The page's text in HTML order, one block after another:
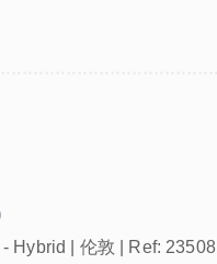
Hybrid | 伦敦 | Ref: 23508